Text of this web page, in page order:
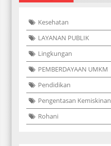
Kesehatan
LAYANAN PUBLIK
Lingkungan
PEMBERDAYAAN UMKM
Pendidikan
Pengentasan Kemiskinan
Rohani